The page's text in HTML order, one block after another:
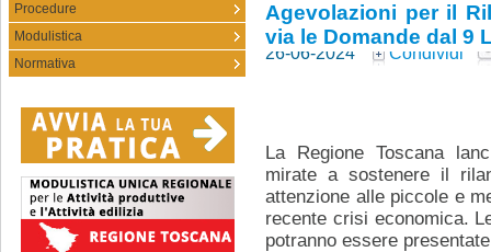
Procedure
Modulistica
Normativa
Agevolazioni per il
via le Domande dal 9
26-06-2024 Condividi
La Regione Toscana
mirate a sostenere il
attenzione alle piccole e
recente crisi economica.
potranno essere